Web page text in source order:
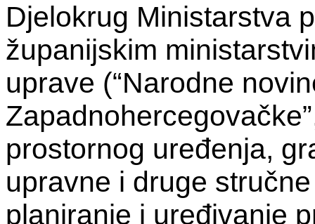
Djelokrug Ministarstva
županijskim
uprave (“Narodne
prostornog uređenja,
upravne i druge
planiranje i uređivanje